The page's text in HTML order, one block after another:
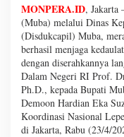
MONPERA.ID, Jakarta
(Muba) melalui Dinas
(Disdukcapil) Muba,
berhasil menjaga
dengan diserahkannya
Dalam Negeri RI Prof.
Ph.D., kepada Bupati
Demoon Hardian Eka
Koordinasi Nasional
di Jakarta, Rabu (23/4/